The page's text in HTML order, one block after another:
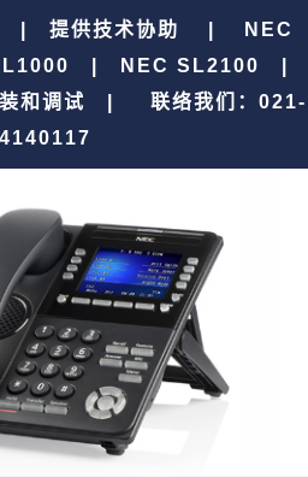
| 提供技术协助 | NEC
| NEC SL2100 |
装和调试 |
联络我们：021-